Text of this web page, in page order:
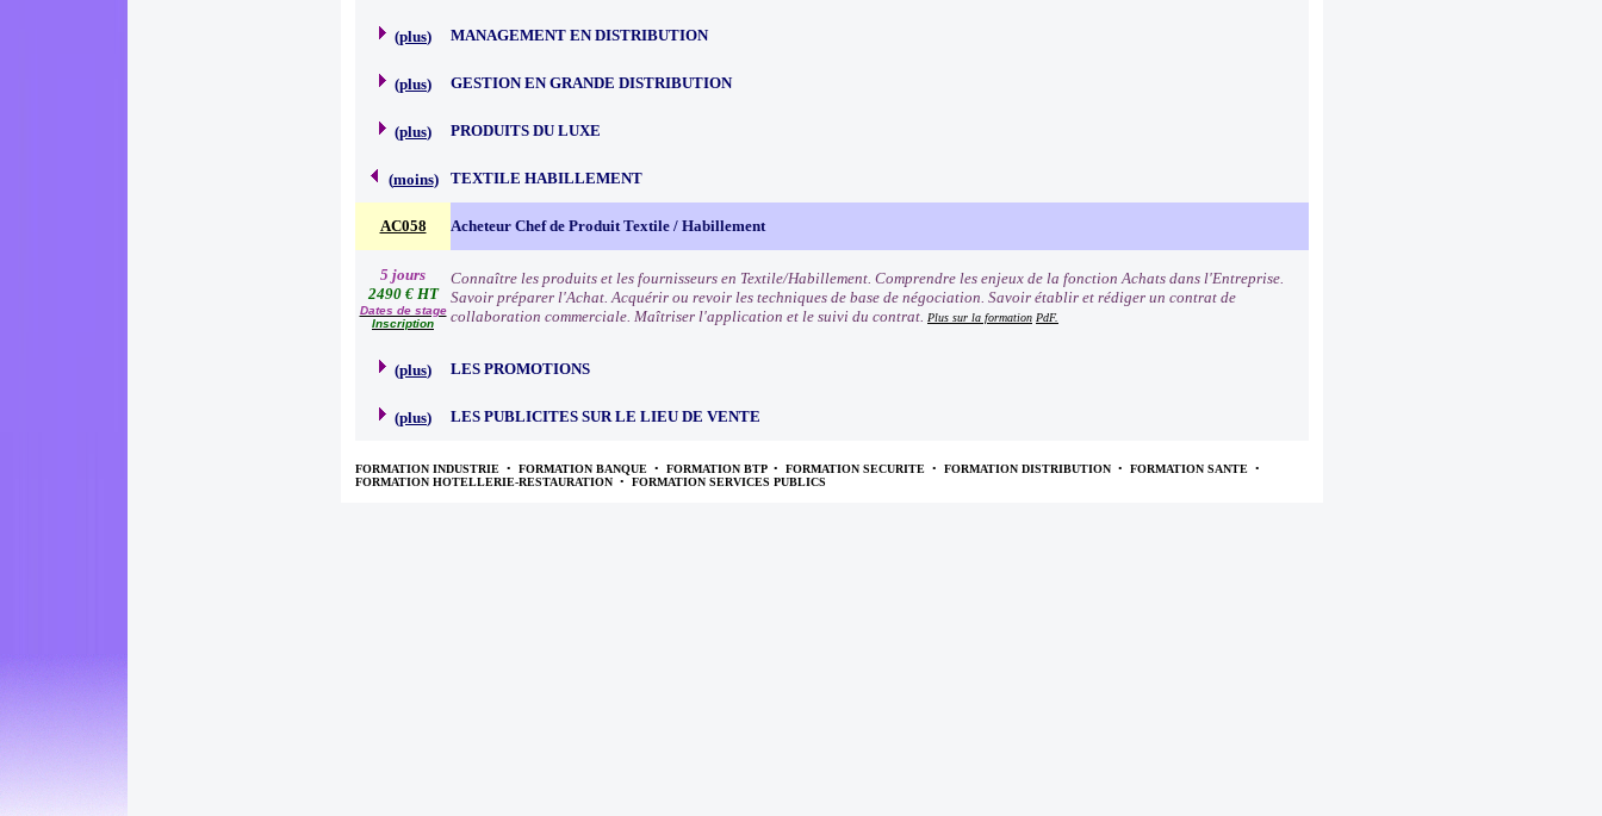
(plus) MANAGEMENT EN DISTRIBUTION
(plus) GESTION EN GRANDE DISTRIBUTION
(plus) PRODUITS DU LUXE
(moins) TEXTILE HABILLEMENT
AC058 Acheteur Chef de Produit Textile / Habillement
5 jours
2490 € HT
Dates de stage
Inscription
Connaître les produits et les fournisseurs en Textile/Habillement. Comprendre les enjeux de la fonction Achats dans l'Entreprise.
Savoir préparer l'Achat. Acquérir ou revoir les techniques de base de négociation. Savoir établir et rédiger un contrat de
collaboration commerciale. Maîtriser l'application et le suivi du contrat. Plus sur la formation PdF.
(plus) LES PROMOTIONS
(plus) LES PUBLICITES SUR LE LIEU DE VENTE
FORMATION INDUSTRIE • FORMATION BANQUE • FORMATION BTP • FORMATION SECURITE • FORMATION DISTRIBUTION • FORMATION SANTE •
FORMATION HOTELLERIE-RESTAURATION • FORMATION SERVICES PUBLICS